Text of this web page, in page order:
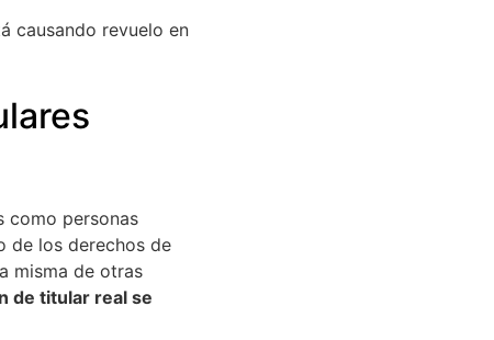
causando revuelo en
como personas
de los derechos de
misma de otras
de titular real se